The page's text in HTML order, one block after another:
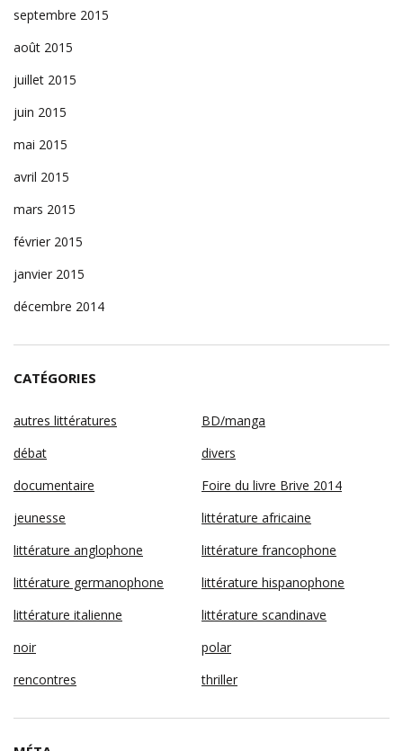
septembre 2015
août 2015
juillet 2015
juin 2015
mai 2015
avril 2015
mars 2015
février 2015
janvier 2015
décembre 2014
CATÉGORIES
autres littératures
BD/manga
débat
divers
documentaire
Foire du livre Brive 2014
jeunesse
littérature africaine
littérature anglophone
littérature francophone
littérature germanophone
littérature hispanophone
littérature italienne
littérature scandinave
noir
polar
rencontres
thriller